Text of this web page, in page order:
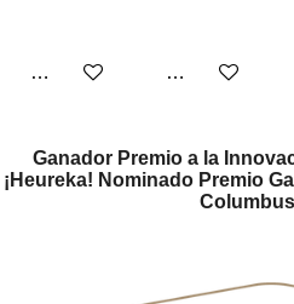
Añadir al carrito Añadir al carrito
Ganador Premio a la
¡Heureka! Nominado Premio